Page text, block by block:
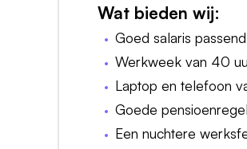
Wat bieden wij:
Goed salaris
Werkweek van 40
Laptop en telefoon
Goede
Een nuchtere